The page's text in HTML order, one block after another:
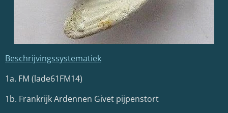
Beschrijvingssystematiek
1a. FM (lade61FM14)
1b. Frankrijk Ardennen Givet pijpenstort